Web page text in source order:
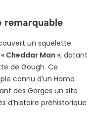
remarquable
un squelette
« Cheddar Man », datant
de Gough. Ce
connu d’un Homo
des Gorges un site
d’histoire préhistorique